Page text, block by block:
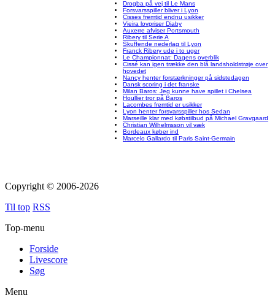
Drogba på vej til Le Mans
Forsvarsspiller bliver i Lyon
Cisses fremtid endnu usikker
Vieira lovpriser Diaby
Auxerre afviser Portsmouth
Ribery til Serie A
Skuffende nederlag til Lyon
Franck Ribery ude i to uger
Le Championnat: Dagens overblik
Cissé kan igen trække den blå landsholdstrøje over
hovedet
Nancy henter forstærkninger på sidstedagen
Dansk scoring i det franske
Milan Baros: Jeg kunne have spillet i Chelsea
Houllier tror på Baros
Lacombes fremtid er usikker
Lyon henter forsvarsspiller hos Sedan
Marseille klar med købstilbud på Michael Gravgaard
Christian Wilhelmsson vil væk
Bordeaux køber ind
Marcelo Gallardo til Paris Saint-Germain
Copyright © 2006-2026
Til top RSS
Top-menu
Forside
Livescore
Søg
Menu